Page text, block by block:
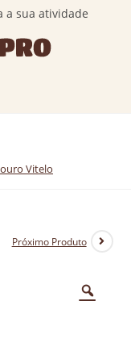
a sua atividade
Vitelo
Próximo Produto